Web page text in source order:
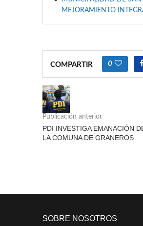
MEJORAMIENTO
COMPARTIR 0
Publicación anterior
PDI INVESTIGA EMANACIÓN
LA COMUNA DE GRANEROS
SOBRE NOSOTROS